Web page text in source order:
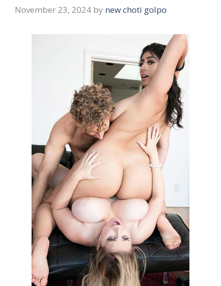
November 23, 2024 by new choti golpo